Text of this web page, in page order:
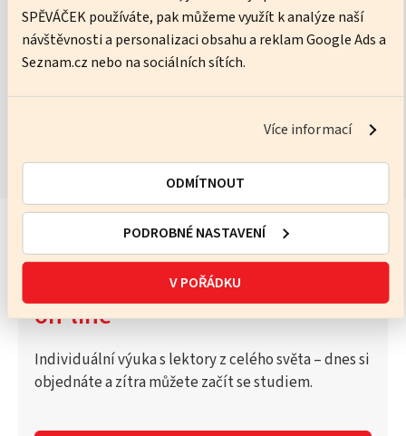
SPĚVÁČEK používáte, pak můžeme využít k analýze naší
návštěvnosti a personalizaci obsahu a reklam Google Ads a
Seznam.cz nebo na sociálních sítích.
Více informací
V POŘÁDKU
PODROBNÉ NASTAVENÍ
ODMÍTNOUT
No pressure, just practice – I’ll help you get better every lesson.
ZOBRAZIT KURZY
Vyzkoušejte Katalog lektorů
on-line
Individuální výuka s lektory z celého světa – dnes si
objednáte a zítra můžete začít se studiem.